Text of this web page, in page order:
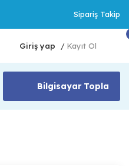
Sipariş Takip
Giriş yap / Kayıt Ol
Bilgisayar Topla